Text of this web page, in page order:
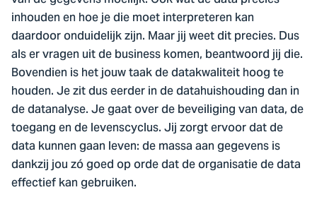
inhouden en hoe je die moet interpreteren kan
daardoor onduidelijk zijn. Maar jij weet dit precies. Dus
als er vragen uit de business komen, beantwoord jij die.
Bovendien is het jouw taak de datakwaliteit hoog te
houden. Je zit dus eerder in de datahuishouding dan in
de datanalyse. Je gaat over de beveiliging van data, de
toegang en de levenscyclus. Jij zorgt ervoor dat de
data kunnen gaan leven: de massa aan gegevens is
dankzij jou zó goed op orde dat de organisatie de data
effectief kan gebruiken.